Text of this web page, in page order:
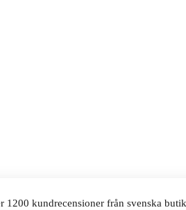
kundrecensioner från svenska